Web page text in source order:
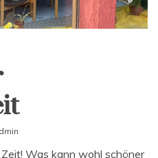
Was kann wohl schöner